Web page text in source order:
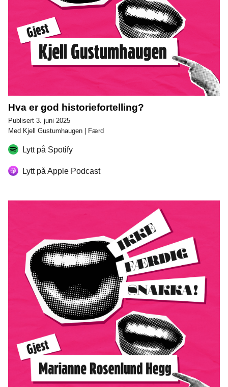
Hva er god historiefortelling?
Publisert 3. juni 2025
Med Kjell Gustumhaugen | Færd
Lytt på Spotify
Lytt på Apple Podcast